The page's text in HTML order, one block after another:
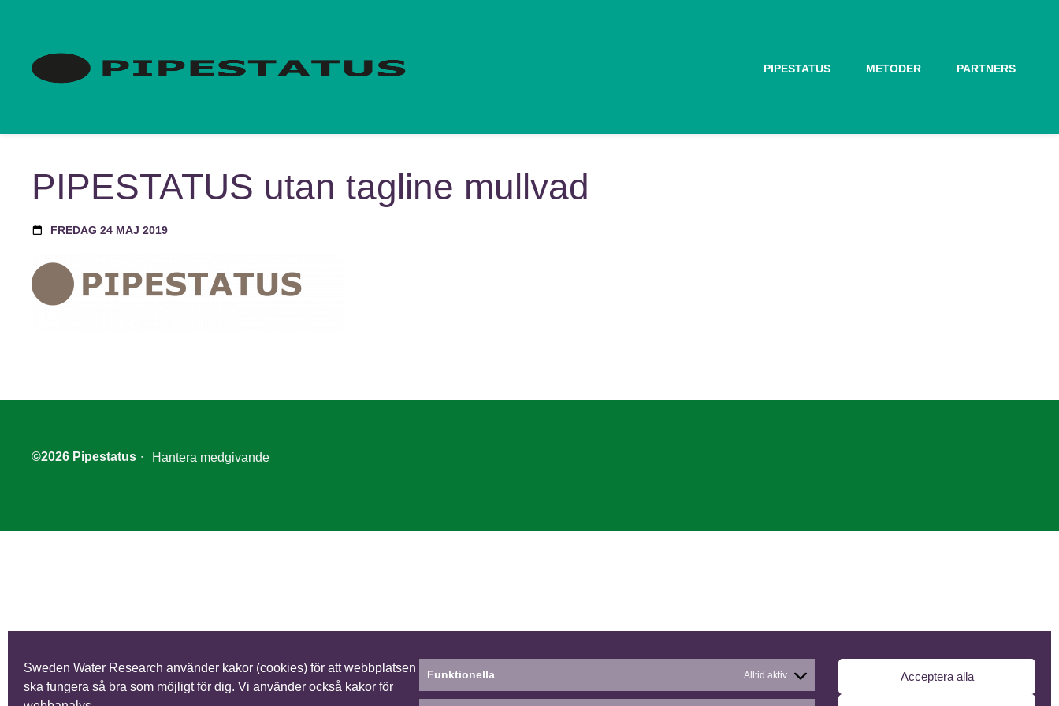
Sweden Water Research använder kakor (cookies) för att webbplatsen
ska fungera så bra som möjligt för dig. Vi använder också kakor för
Funktionella Alltid aktiv Acceptera alla
PIPESTATUS METODER PARTNERS
PIPESTATUS utan tagline mullvad
FREDAG 24 MAJ 2019
©2026 Pipestatus ∙ Hantera medgivande